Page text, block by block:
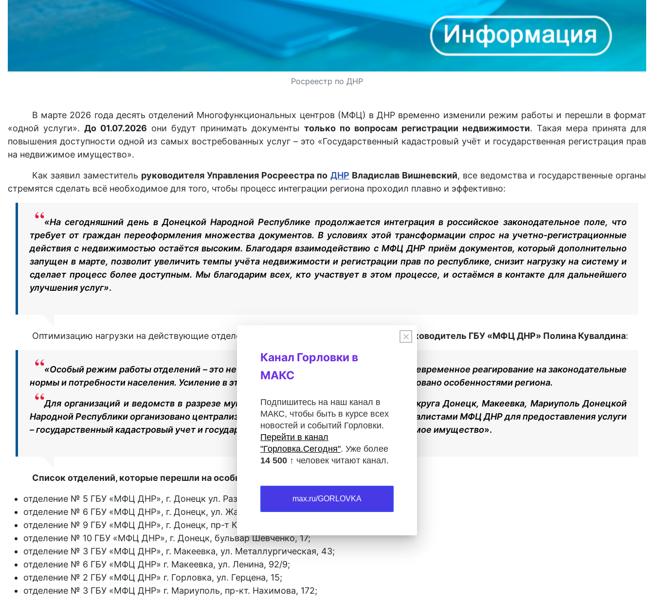
Росреестр по ДНР
В марте 2026 года десять отделений Многофункциональных центров (МФЦ) в ДНР временно изменили режим работы и перешли в формат
«одной услуги». До 01.07.2026 они будут принимать документы только по вопросам регистрации недвижимости. Такая мера принята для
повышения доступности одной из самых востребованных услуг – это «Государственный кадастровый учёт и государственная регистрация прав
на недвижимое имущество».
Как заявил заместитель руководителя Управления Росреестра по ДНР Владислав Вишневский, все ведомства и государственные органы
стремятся сделать всё необходимое для того, чтобы процесс интеграции региона проходил плавно и эффективно:
«На сегодняшний день в Донецкой Народной Республике продолжается интеграция в российское законодательное поле, что
требует от граждан переоформления множества документов. В условиях этой трансформации спрос на учетно‑регистрационные
действия с недвижимостью остаётся высоким. Благодаря взаимодействию с МФЦ ДНР приём документов, который дополнительно
запущен в марте, позволит увеличить темпы учёта недвижимости и регистрации прав по республике, снизит нагрузку на систему и
сделает процесс более доступным. Мы благодарим всех, кто участвует в этом процессе, и остаёмся в контакте для дальнейшего
улучшения услуг».
Оптимизацию нагрузки на действующие отделения МФЦ ДНР прокомментировала и руководитель ГБУ «МФЦ ДНР» Полина Кувалдина:
«Особый режим работы отделений – это не все предусмотренные меры, а лишь своевременное реагирование на законодательные
нормы и потребности населения. Усиление в этой части предоставления услуг продиктовано особенностями региона.
Для организаций и ведомств в разрезе муниципальных образований городского округа Донецк, Макеевка, Мариуполь Донецкой
Народной Республики организовано централизованное выездное обслуживание специалистами МФЦ ДНР для предоставления услуги
– государственный кадастровый учет и государственная регистрация прав на недвижимое имущество».
Список отделений, которые перешли на особый режим работы с 1 марта 2026 года:
отделение № 5 ГБУ «МФЦ ДНР», г. Донецк ул. Раздольная, 28 А;
отделение № 6 ГБУ «МФЦ ДНР», г. Донецк, ул. Жарикова, 15;
отделение № 9 ГБУ «МФЦ ДНР», г. Донецк, пр-т Киевский, 63;
отделение № 10 ГБУ «МФЦ ДНР», г. Донецк, бульвар Шевченко, 17;
отделение № 3 ГБУ «МФЦ ДНР», г. Макеевка, ул. Металлургическая, 43;
отделение № 6 ГБУ «МФЦ ДНР» г. Макеевка, ул. Ленина, 92/9;
отделение № 2 ГБУ «МФЦ ДНР» г. Горловка, ул. Герцена, 15;
отделение № 3 ГБУ «МФЦ ДНР» г. Мариуполь, пр-кт. Нахимова, 172;
×
Канал Горловки в
МАКС
Подпишитесь на наш канал в
МАКС, чтобы быть в курсе всех
новостей и событий Горловки.
Перейти в канал
"Горловка.Сегодня". Уже более
14 500 ↑ человек читают канал.
max.ru/GORLOVKA